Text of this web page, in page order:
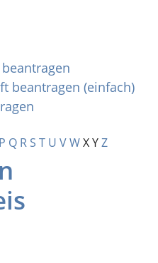
beantragen (einfach)
P Q R S T U VWXYZ